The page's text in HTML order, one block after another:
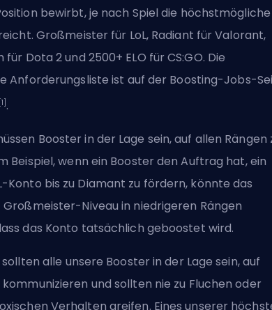
bewirbt, je nach Spiel die höchstmögliche
Großmeister für LoL, Radiant für Valorant,
Dota 2 und 2500+ ELO für CS:GO. Die
Anforderungsliste ist auf der Boosting-Jobs-
[1] .
Booster in der Lage sein, auf allen Rängen
Beispiel, wenn ein Booster den Auftrag hat, ein
Konto bis zu Diamant zu fördern, könnte das
Großmeister-Niveau in niedrigeren Rängen
das Konto tatsächlich geboostet wird.
alle unsere Booster in der Lage sein, auf
kommunizieren und sollten nie zu Fluchen oder
Verhalten greifen. Eines unserer